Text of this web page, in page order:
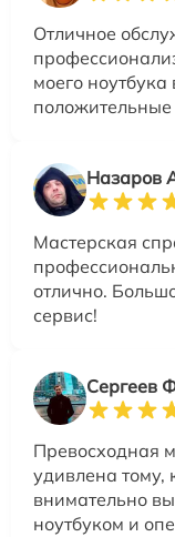
Отличное
моего
Назаров
Мастерская
отлично.
сервис!
Сергеев
Превосходная
удивлена тому,
внимательно
ноутбуком и